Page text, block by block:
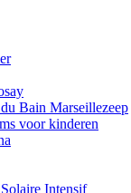
Bain Marseillezeep
voor kinderen
Intensif